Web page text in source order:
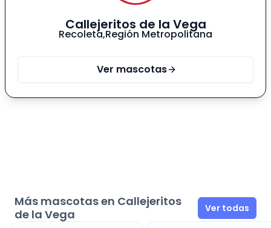
Callejeritos de la Vega
Recoleta,Región Metropolitana
Ver mascotas
Más mascotas en Callejeritos
de la Vega
Ver todas